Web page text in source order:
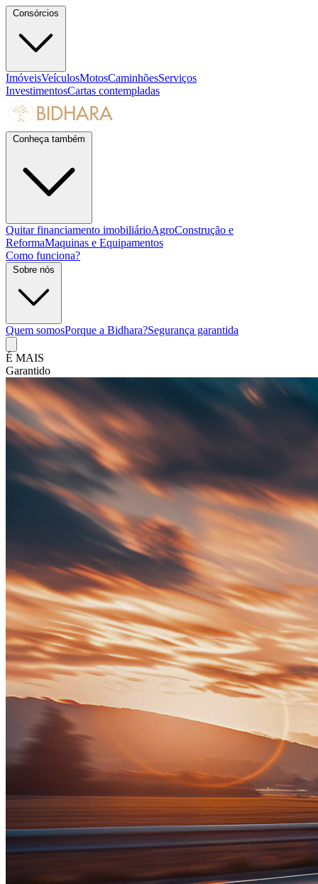
ImóveisVeículosMotosCaminhõesServiços
InvestimentosCartas contempladas
Quitar financiamento imobiliárioAgroConstrução e
ReformaMaquinas e Equipamentos
Como funciona?
Quem somosPorque a Bidhara?Segurança garantida
É MAIS
Vantagem